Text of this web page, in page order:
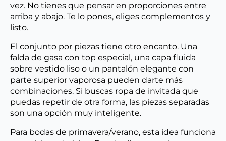
vez. No tienes que pensar en proporciones entre
arriba y abajo. Te lo pones, eliges complementos y
listo.
El conjunto por piezas tiene otro encanto. Una
falda de gasa con top especial, una capa fluida
sobre vestido liso o un pantalón elegante con
parte superior vaporosa pueden darte más
combinaciones. Si buscas ropa de invitada que
puedas repetir de otra forma, las piezas separadas
son una opción muy inteligente.
Para bodas de primavera/verano, esta idea funciona